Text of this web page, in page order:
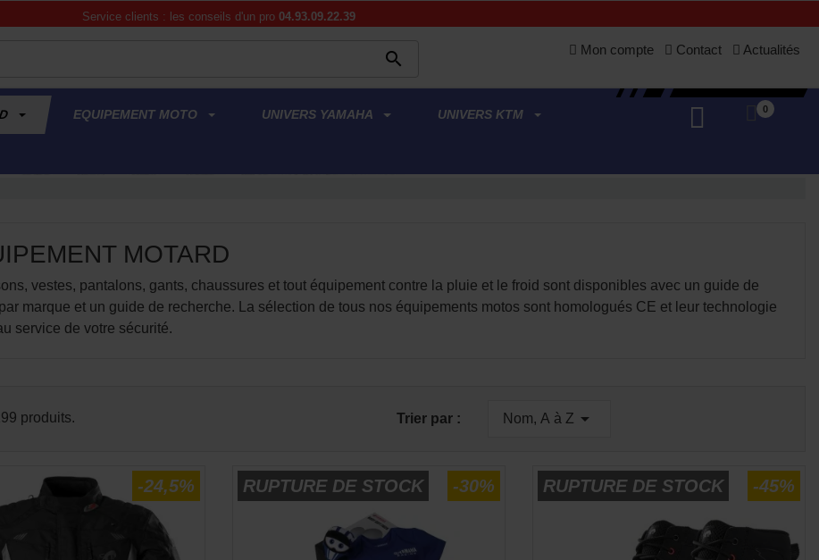
Service clients : les conseils d'un pro 04.93.09.22.39
 Mon compte Contact Actualités
EQUIPEMENT MOTO UNIVERS YAMAHA UNIVERS KTM 0
MOTARD
vestes, pantalons, gants, chaussures et tout équipement contre la pluie et le froid sont disponibles avec un guide de
marque et un guide de recherche. La sélection de tous nos équipements motos sont homologués CE et leur technologie
service de votre sécurité.
produits. Trier par : Nom, A à Z 
-24,5% -30%
RUPTURE DE STOCK -45%
RUPTURE DE STOCK
 APERÇU RAPIDE APERÇU RAPIDE